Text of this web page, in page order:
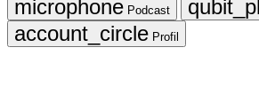
Podcast
Profil